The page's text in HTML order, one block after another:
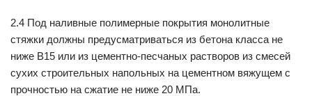
2.4 Под наливные полимерные покрытия монолитные
стяжки должны предусматриваться из бетона класса не
ниже В15 или из цементно-песчаных растворов из смесей
сухих строительных напольных на цементном вяжущем с
прочностью на сжатие не ниже 20 МПа.